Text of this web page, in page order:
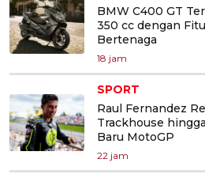
BMW C400 GT
350 cc dengan
Bertenaga
18 jam
SPORT
Raul Fernandez
Trackhouse
Baru MotoGP
22 jam